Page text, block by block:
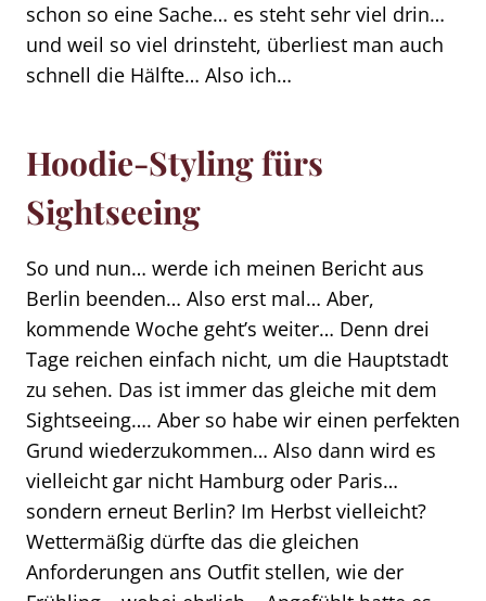
schon so eine Sache… es steht sehr viel drin…
und weil so viel drinsteht, überliest man auch
schnell die Hälfte… Also ich…
Hoodie-Styling fürs
Sightseeing
So und nun… werde ich meinen Bericht aus
Berlin beenden… Also erst mal… Aber,
kommende Woche geht’s weiter… Denn drei
Tage reichen einfach nicht, um die Hauptstadt
zu sehen. Das ist immer das gleiche mit dem
Sightseeing…. Aber so habe wir einen perfekten
Grund wiederzukommen… Also dann wird es
vielleicht gar nicht Hamburg oder Paris…
sondern erneut Berlin? Im Herbst vielleicht?
Wettermäßig dürfte das die gleichen
Anforderungen ans Outfit stellen, wie der